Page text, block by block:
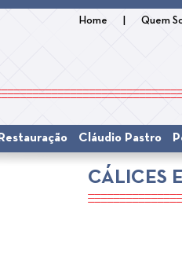
Home Quem
Restauração Cláudio Pastro
CÁLICES